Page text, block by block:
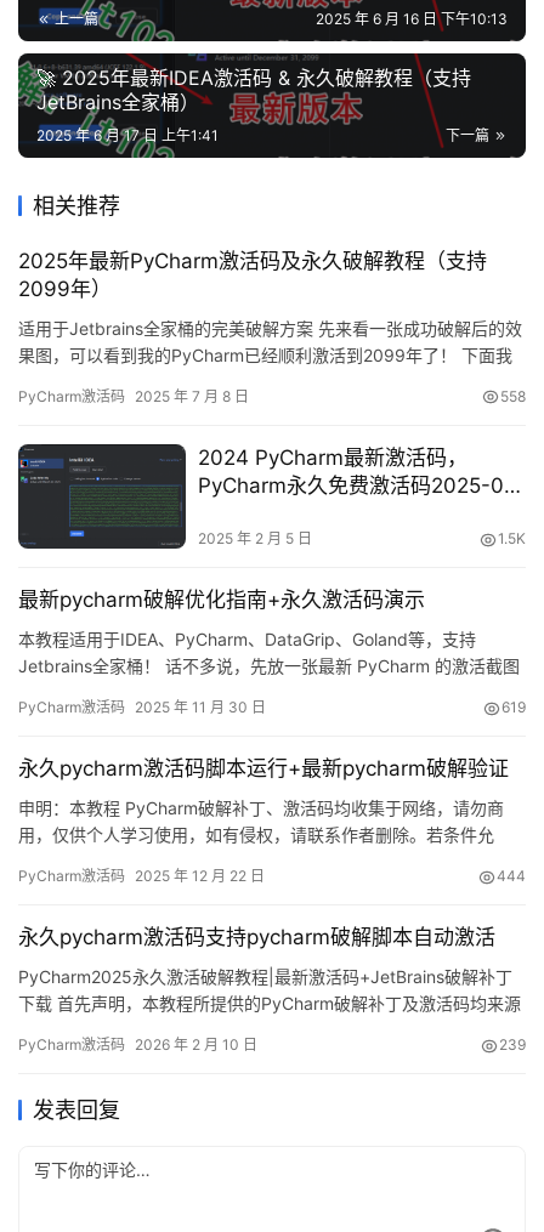
上一篇 2025 年 6 月 16 日 下午10:13
🚀 2025年最新IDEA激活码 & 永久破解教程（支持
JetBrains全家桶）
下一篇
2025 年 6 月 17 日 上午1:41
相关推荐
2025年最新PyCharm激活码及永久破解教程（支持
2099年）
适用于Jetbrains全家桶的完美破解方案 先来看一张成功破解后的效
果图，可以看到我的PyCharm已经顺利激活到2099年了！ 下面我
法不仅适用于最新版本，对旧版本也同样有效！
一步：获取PyCharm安装包 …
PyCharm激活码 2025 年 7 月 8 日 558
2024 PyCharm最新激活码，
PyCharm永久免费激活码2025-02-
2025 年 2 月 5 日 1.5K
最新pycharm破解优化指南+永久激活码演示
本教程适用于IDEA、PyCharm、DataGrip、Goland等，支持
Jetbrains全家桶！ 话不多说，先放一张最新 PyCharm 的激活截图
一步步拆解，如何让你的 PyCharm 一口气“续命”到 2099 年。这套
PyCharm激活码 2025 年 11 月 30 日 619
永久pycharm激活码脚本运行+最新pycharm破解验证
申明：本教程 PyCharm破解补丁、激活码均收集于网络，请勿商
用，仅供个人学习使用，如有侵权，请联系作者删除。若条件允
器，功能强大，适用于 Windows、Mac 和 Linux 系统。本文将详细
是什么版本、什么操作系统…
PyCharm激活码 2025 年 12 月 22 日 444
永久pycharm激活码支持pycharm破解脚本自动激活
PyCharm2025永久激活破解教程|最新激活码+JetBrains破解补丁
下载 首先声明，本教程所提供的PyCharm破解补丁及激活码均来源
问题，请联系我删除。如果经济条件允许，强烈建议支持正版软
境，支持Windows、Ma…
PyCharm激活码 2026 年 2 月 10 日 239
发表回复